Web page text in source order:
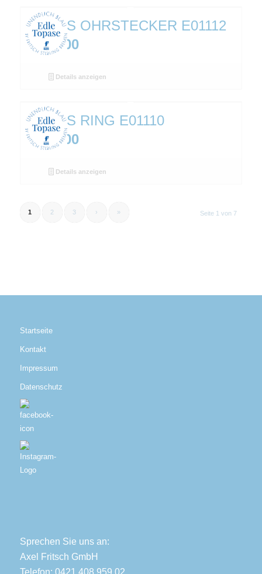
TOPAS OHRSTECKER E01112
€ 269,00
Details anzeigen
TOPAS RING E01110
€ 329,00
Details anzeigen
Seite 1 von 7
1 2 3 › »
Startseite
Kontakt
Impressum
Datenschutz
Sprechen Sie uns an:
Axel Fritsch GmbH